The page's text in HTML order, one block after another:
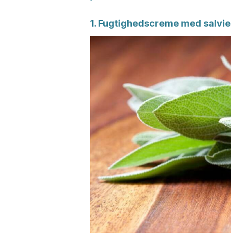
1. Fugtighedscreme med salvie